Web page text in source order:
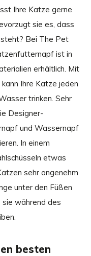
Ihre Katze gerne
sie es, dass
Bei The Pet
ist in
erhältlich. Mit
Ihre Katze jeden
trinken. Sehr
Designer-
und Wassernapf
In einem
etwas
sehr angenehm
unter den Füßen
während des
besten